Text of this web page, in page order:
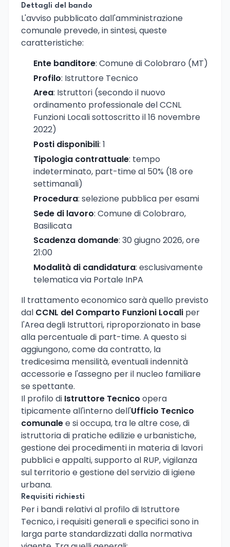
Dettagli del bando
L'avviso pubblicato dall'amministrazione
comunale prevede, in sintesi, queste
caratteristiche:
Ente banditore: Comune di Colobraro (MT)
Profilo: Istruttore Tecnico
Area: Istruttori (secondo il nuovo
ordinamento professionale del CCNL
Funzioni Locali sottoscritto il 16 novembre
2022)
Posti disponibili: 1
Tipologia contrattuale: tempo
indeterminato, part-time al 50% (18 ore
settimanali)
Procedura: selezione pubblica per esami
Sede di lavoro: Comune di Colobraro,
Basilicata
Scadenza domande: 30 giugno 2026, ore
21:00
Modalità di candidatura: esclusivamente
telematica via Portale InPA
Il trattamento economico sarà quello previsto
dal CCNL del Comparto Funzioni Locali per
l'Area degli Istruttori, riproporzionato in base
alla percentuale di part-time. A questo si
aggiungono, come da contratto, la
tredicesima mensilità, eventuali indennità
accessorie e l'assegno per il nucleo familiare
se spettante.
Il profilo di Istruttore Tecnico opera
tipicamente all'interno dell'Ufficio Tecnico
comunalee si occupa, tra le altre cose, di
istruttoria di pratiche edilizie e urbanistiche,
gestione dei procedimenti in materia di lavori
pubblici e appalti, supporto al RUP, vigilanza
sul territorio e gestione del servizio di igiene
urbana.
Requisiti richiesti
Per i bandi relativi al profilo di Istruttore
Tecnico, i requisiti generali e specifici sono in
larga parte standardizzati dalla normativa